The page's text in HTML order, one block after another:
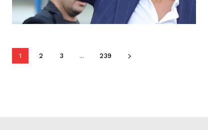
1 2 3 ... 239